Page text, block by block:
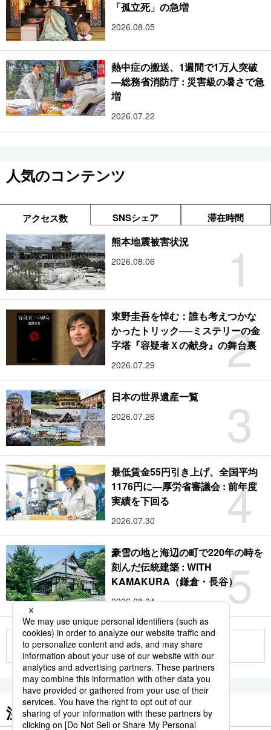
「孤立死」の急増
2026.08.05
熱中症の搬送、1週間で1万人突破
―総務省消防庁 : 災害級の暑さで急
増
2026.07.22
人気のコンテンツ
アクセス数 SNSシェア 滞在時間
1
熊本地震被害状況
2026.08.06
2
東野圭吾を悼む：誰も考えつかな
かったトリック──ミステリーの金
字塔『容疑者Ｘの献身』の舞台裏
2026.07.29
3
日本の世界遺産一覧
2026.07.26
4
最低賃金55円引き上げ、全国平均
1176円に―厚労省審議会 : 前年度
実績を下回る
2026.07.30
5
豪雪の地と海辺の町で220年の時を
刻んだ伝統建築 : WITH
KAMAKURA（鎌倉・長谷）
2026.08.04
もっと見る
注目のキーワード